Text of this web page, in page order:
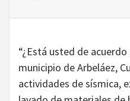
“¿Está usted de
municipio de Arbeláez,
actividades de sísmica,